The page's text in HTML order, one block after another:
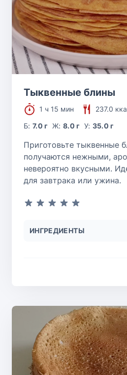
Тыквенные блины
1 ч 15 мин
237.0
Б:7.0 г Ж: 8.0 г У: 35.0 г
Приготовьте тыквенные
получаются нежными,
невероятно вкусными.
для завтрака или ужина.
ИНГРЕДИЕНТЫ